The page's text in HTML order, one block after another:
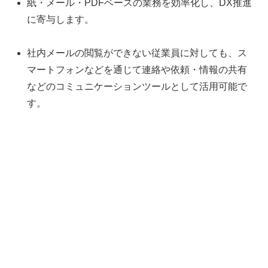
紙・メール・PDFベースの業務を効率化し、DX推進
に寄与します。
社内メールの閲覧ができない従業員に対しても、ス
マートフォンなどを通じて連絡や依頼・情報の共有
などのコミュニケーションツールとして活用可能で
す。